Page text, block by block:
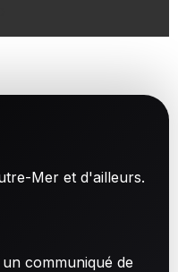
Mer et d'ailleurs.
communiqué de